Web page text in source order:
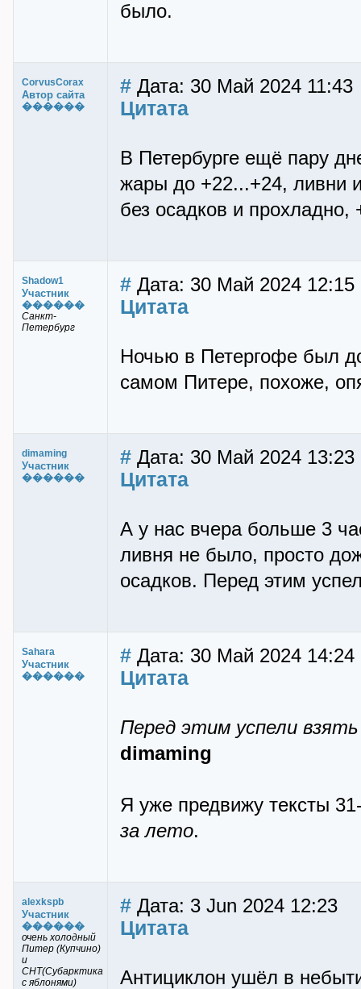
было.
CorvusCorax
Автор сайта
������
# Дата: 30 Май 2024 11:43
Цитата
В Петербурге ещё пару
жары до +22...+24, ливни
без осадков и прохладно,
Shadow1
Участник
������
Санкт-
Петербург
# Дата: 30 Май 2024 12:15
Цитата
Ночью в Петергофе был
самом Питере, похоже,
dimaming
Участник
������
# Дата: 30 Май 2024 13:23
Цитата
А у нас вчера больше 3
ливня не было, просто
осадков. Перед этим
Sahara
Участник
������
# Дата: 30 Май 2024 14:24
Цитата
Перед этим успели
dimaming
Я уже предвижу тексты
за лето.
alexkspb
Участник
������
очень холодный
Питер (Купчино)
и
СНТ(Субарктика
с яблонями)
# Дата: 3 Jun 2024 12:23
Цитата
Антициклон ушёл в